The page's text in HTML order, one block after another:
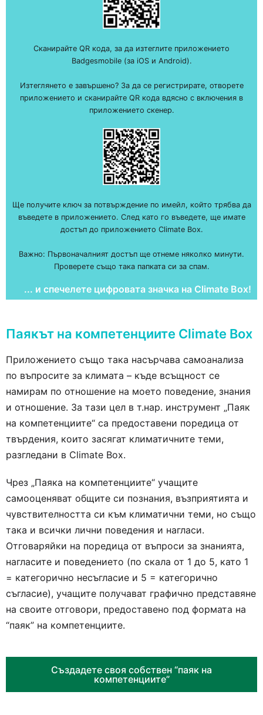
Сканирайте QR кода, за да изтеглите приложението
Badgesmobile (за iOS и Android).
Изтеглянето е завършено? За да се регистрирате, отворете
приложението и сканирайте QR кода вдясно с включения в
приложението скенер.
Ще получите ключ за потвърждение по имейл, който трябва да
въведете в приложението. След като го въведете, ще имате
достъп до приложението Climate Box.
Важно: Първоначалният достъп ще отнеме няколко минути.
Проверете също така папката си за спам.
... и спечелете цифровата значка на Climate Box!
Паякът на компетенциите Climate Box
Приложението също така насърчава самоанализа
по въпросите за климата – къде всъщност се
намирам по отношение на моето поведение, знания
и отношение. За тази цел в т.нар. инструмент „Паяк
на компетенциите“ са предоставени поредица от
твърдения, които засягат климатичните теми,
разгледани в Climate Box.
Чрез „Паяка на компетенциите“ учащите
самооценяват общите си познания, възприятията и
чувствителността си към климатични теми, но също
така и всички лични поведения и нагласи.
Отговаряйки на поредица от въпроси за знанията,
нагласите и поведението (по скала от 1 до 5, като 1
= категорично несъгласие и 5 = категорично
съгласие), учащите получават графично представяне
на своите отговори, предоставено под формата на
“паяк” на компетенциите.
Създадете своя собствен “паяк на
компетенциите”